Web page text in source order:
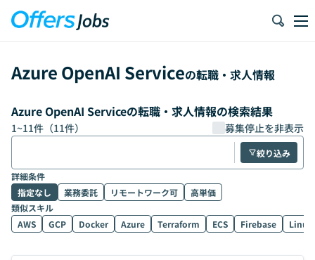
Azure OpenAI Serviceの転職・求人情報
Azure OpenAI Serviceの転職・求人情報の検索結果
1~11件（11件） 募集停止を非表示
絞り込み
詳細条件
指定なし
業務委託 リモートワーク可
高単価
類似スキル
AWS
GCP Docker Azure Terraform ECS Firebase Linux